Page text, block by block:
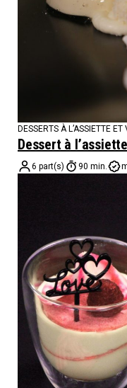
DESSERTS À L’ASSIETTE ET
Dessert à
6 part(s) 90 min.